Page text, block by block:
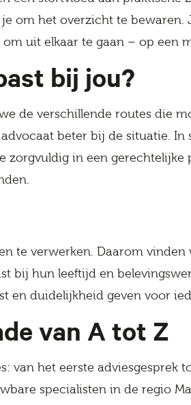
proces weer een stap
Trefwoorden zijn:
en duidelijk.
verlopen en ik kan het
harte aanbevelen.
om het overzicht te bewaren.
uit elkaar te gaan – op een
bij jou?
de verschillende routes die
beter bij de situatie.
in een
te verwerken. Daarom
bij hun leeftijd en
en duidelijkheid geven voor
van A tot Z
van het eerste adviesgesprek
specialisten in de regio